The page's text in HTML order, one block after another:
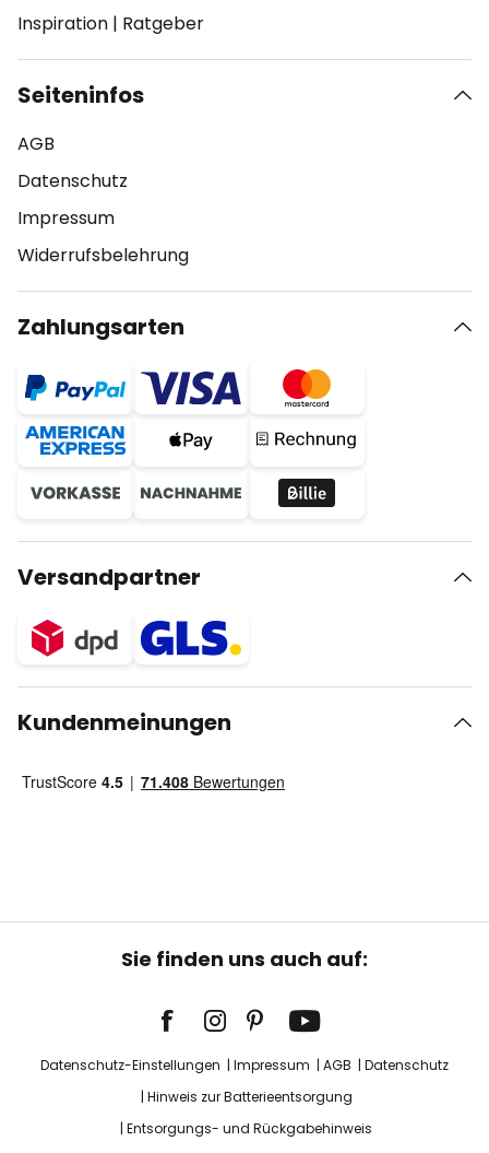
Inspiration | Ratgeber
Seiteninfos
AGB
Datenschutz
Impressum
Widerrufsbelehrung
Zahlungsarten
Versandpartner
Kundenmeinungen
Sie finden uns auch auf:
Datenschutz-Einstellungen Impressum AGB
Datenschutz
Hinweis zur Batterieentsorgung
Entsorgungs- und Rückgabehinweis